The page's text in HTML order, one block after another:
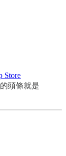
Store
頭條就是